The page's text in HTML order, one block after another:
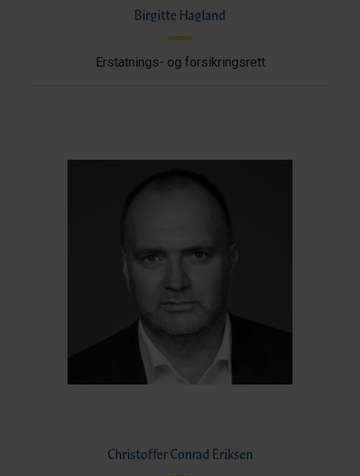
Birgitte Hagland
Erstatnings- og forsikringsrett
Christoffer Conrad Eriksen